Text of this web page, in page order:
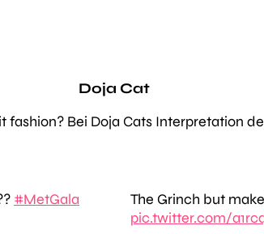
Doja Cat
Bei Doja Cats Interpretation
#MetGala
The Grinch but
pic.twitter.com/